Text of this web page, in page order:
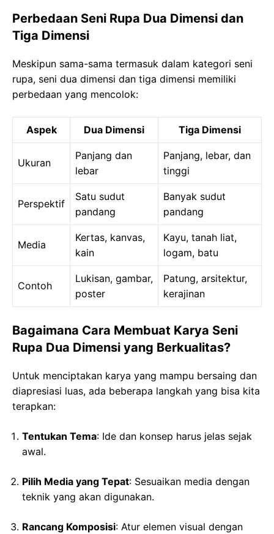
Perbedaan Seni Rupa Dua Dimensi dan
Tiga Dimensi
Meskipun sama-sama termasuk dalam kategori seni
rupa, seni dua dimensi dan tiga dimensi memiliki
perbedaan yang mencolok:
Aspek Dua Dimensi Tiga Dimensi
Ukuran
Panjang dan
lebar
Panjang, lebar, dan
tinggi
Perspektif
Satu sudut
pandang
Banyak sudut
pandang
Media
Kertas, kanvas,
kain
Kayu, tanah liat,
logam, batu
Contoh
Lukisan, gambar,
poster
Patung, arsitektur,
kerajinan
Bagaimana Cara Membuat Karya Seni
Rupa Dua Dimensi yang Berkualitas?
Untuk menciptakan karya yang mampu bersaing dan
diapresiasi luas, ada beberapa langkah yang bisa kita
terapkan:
Tentukan Tema: Ide dan konsep harus jelas sejak
awal.
Pilih Media yang Tepat: Sesuaikan media dengan
teknik yang akan digunakan.
Rancang Komposisi: Atur elemen visual dengan